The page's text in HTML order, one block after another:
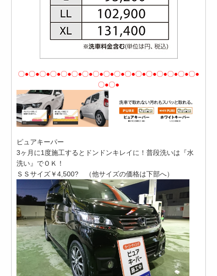
〇●〇●〇●〇●〇●〇●〇●〇●〇●〇●〇●〇●〇●〇●〇●〇●〇●
〇●〇●
ピュアキーパー
3ヶ月に1度施工するとドンドンキレイに！普段洗いは『水
洗い』でＯＫ！
ＳＳサイズ￥4,500? （他サイズの価格は下部へ）